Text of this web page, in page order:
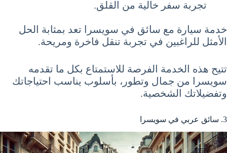
تجربة سفر خالية من القلق.
خدمة سيارة مع سائق في سويسرا تعد بمثابة الحل
الأمثل للراغبين في تجربة تنقل فاخرة ومريحة.
تتيح هذه الخدمة الفرصة للاستمتاع بكل ما تقدمه
سويسرا من جمال وتطور، بأسلوب يناسب احتياجاتك
وتفضيلاتك الشخصية.
3. سائق عربي في سويسرا